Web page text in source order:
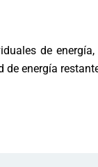
de
energía